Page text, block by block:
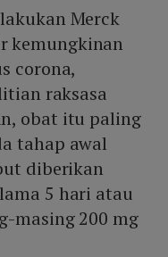
Merck
kemungkinan
corona,
raksasa
obat itu paling
tahap awal
diberikan
5 hari atau
masing 200 mg